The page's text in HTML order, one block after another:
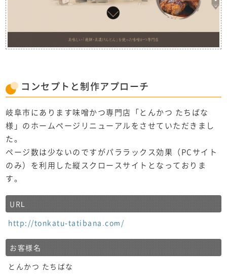
コンセプト と制作アプローチ
岐阜市にあります味噌かつ専門店「とんかつ たちばな
様」のホームページリニューアルをさせていただきまし
た。
ページ数は少ないのですがパララックス効果（PCサイト
のみ）を利用した縦スクロースサイトとなっておりま
す。
URL
http://tonkatu-tatibana.com/
お客様名
とんかつ たちばな